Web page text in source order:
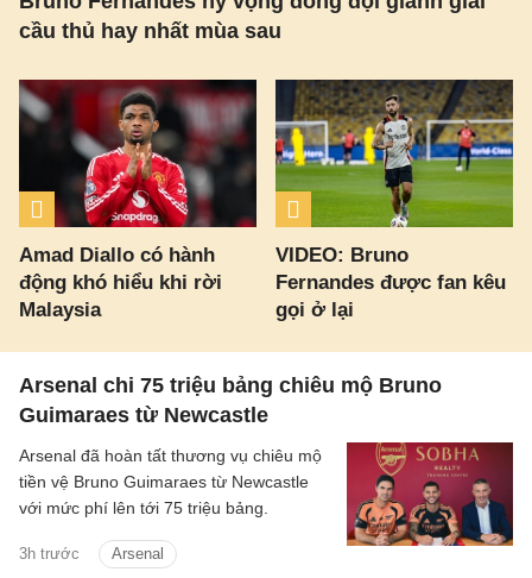
cầu thủ hay nhất mùa sau
Amad Diallo có hành
động khó hiểu khi rời
Malaysia
VIDEO: Bruno
Fernandes được fan kêu
gọi ở lại
Arsenal chi 75 triệu bảng chiêu mộ Bruno
Guimaraes từ Newcastle
3h trước Arsenal
Arsenal đã hoàn tất thương vụ chiêu mộ
tiền vệ Bruno Guimaraes từ Newcastle
với mức phí lên tới 75 triệu bảng.